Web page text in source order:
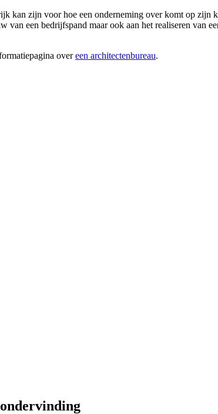
kan zijn voor hoe een onderneming over komt op zijn
een bedrijfspand maar ook aan het realiseren van
overeen architectenbureau.